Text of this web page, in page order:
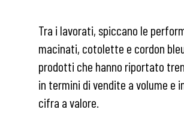
Tra i lavorati, spiccano le
macinati, cotolette e cordon
prodotti che hanno riportato
in termini di vendite a volume e
cifra a valore.